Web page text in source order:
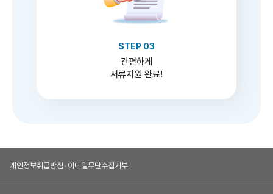
STEP 03
간편하게
서류지원 완료!
개인정보취급방침 • 이메일무단수집거부